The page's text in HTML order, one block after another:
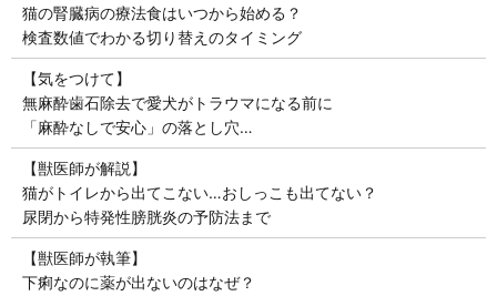
猫の腎臓病の療法食はいつから始める？
検査数値でわかる切り替えのタイミング
【気をつけて】
無麻酔歯石除去で愛犬がトラウマになる前に
「麻酔なしで安心」の落とし穴…
【獣医師が解説】
猫がトイレから出てこない…おしっこも出てない？
尿閉から特発性膀胱炎の予防法まで
【獣医師が執筆】
下痢なのに薬が出ないのはなぜ？